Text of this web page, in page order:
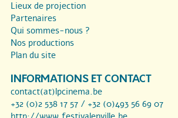
Lieux de projection
Partenaires
Qui sommes-nous ?
Nos productions
Plan du site
INFORMATIONS ET CONTACT
contact(at)lpcinema.be
+32 (0)2 538 17 57 / +32 (0)493 56 69 07